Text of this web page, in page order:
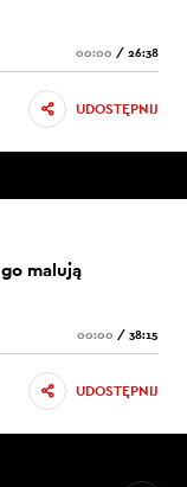
00:00 / 26:38
UDOSTĘPNIJ
malują
00:00 / 38:15
UDOSTĘPNIJ